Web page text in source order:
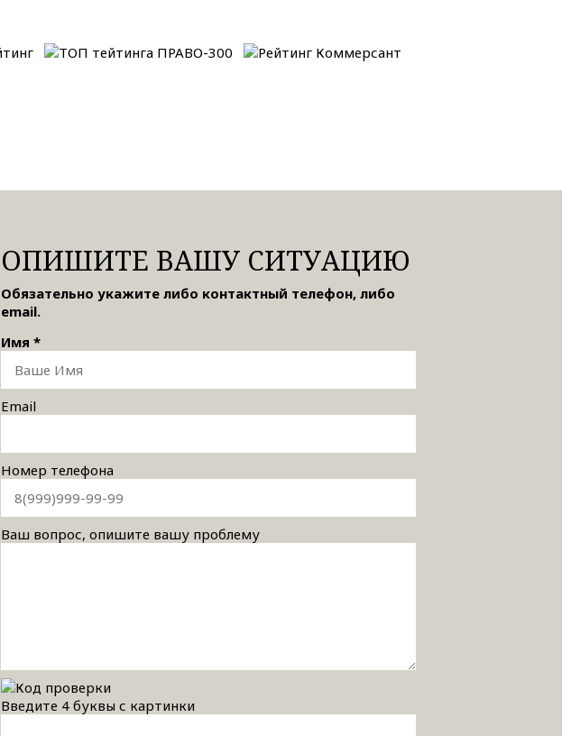
ОПИШИТЕ ВАШУ СИТУАЦИЮ
Обязательно укажите либо контактный телефон, либо
email.
Имя *
Email
Номер телефона
Ваш вопрос, опишите вашу проблему
Введите 4 буквы с картинки